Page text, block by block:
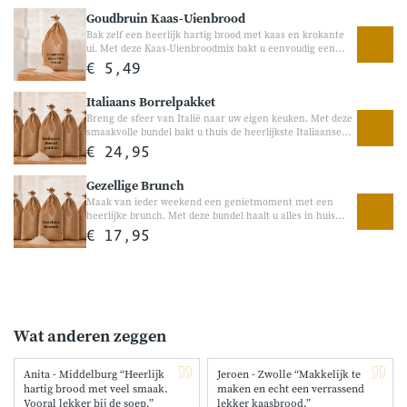
Goudbruin Kaas-Uienbrood
Bak zelf een heerlijk hartig brood met kaas en krokante
ui. Met deze Kaas-Uienbroodmix bakt u eenvoudig een
smaakvol brood met een rijke kaassmaak en heerlijke
stukjes ui. Perfect bij de lunch, barbecue, borrel of gewoon
€ 5,49
Italiaans Borrelpakket
Breng de sfeer van Italië naar uw eigen keuken. Met deze
smaakvolle bundel bakt u thuis de heerlijkste Italiaanse
klassiekers. Van luchtige ciabatta en geurige focaccia tot
een ambachtelijke pizzabodem en Italiaans brood. Perfect
sfeervolle avond met familie en vrienden. Ideaal voor
liefhebbers van de Italiaanse keuken en iedereen die
graag iets bijzonders op tafel zet. Geschikt voor oven én
broodbakmachine Ambachtelijke broodmixen van de
molen
€ 24,95
Gezellige Brunch
Maak van ieder weekend een genietmoment met een
heerlijke brunch. Met deze bundel haalt u alles in huis
voor een gezellige brunch met familie of vrienden. Van
verse broodjes en rozijnenbrood tot poffertjes en wafels.
€ 17,95
Wat anderen zeggen
Anita - Middelburg “Heerlijk
hartig brood met veel smaak.
Vooral lekker bij de soep.”
Jeroen - Zwolle “Makkelijk te
maken en echt een verrassend
lekker kaasbrood.”